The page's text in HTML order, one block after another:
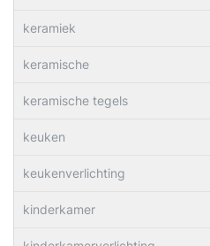
keramiek
keramische
keramische tegels
keuken
keukenverlichting
kinderkamer